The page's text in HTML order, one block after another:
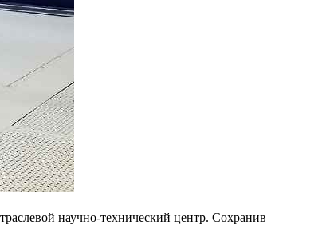
научно-технический центр. Сохранив